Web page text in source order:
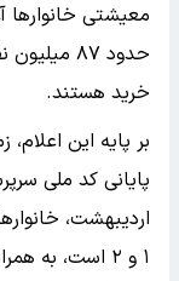
معیشتی خانوارها
حدود ۸۷
خرید هستند.
بر پایه این
۱ و ۲ است،